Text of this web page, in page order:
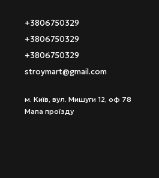
+3806750329
+3806750329
+3806750329
stroymart@gmail.com
м. Київ, вул. Мишуги 12, оф 78
Мапа проїзду